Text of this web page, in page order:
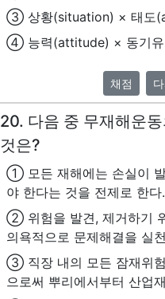
③ 상황(situation) × 태도
④ 능력(attitude) × 동기
채점
20. 다음 중 무재해운
것은?
① 모든 재해에는 손실이
야 한다는 것을 전제로 한다.
② 위험을 발견, 제거하기
의욕적으로 문제해결을 실
③ 직장 내의 모든 잠재위
으로써 뿌리에서부터 산업